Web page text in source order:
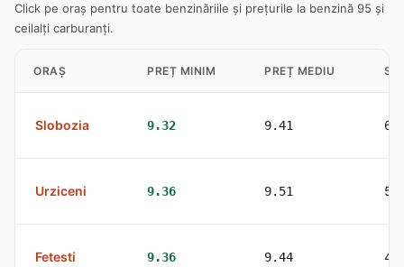
Click pe oraș pentru toate benzinăriile și prețurile la benzină 95 și
ceilalți carburanți.
ORAȘ PREȚ MINIM PREȚ MEDIU
Slobozia 9.32 9.41 6
Urziceni 9.36 9.51 5
Fetesti 9.36 9.44 4